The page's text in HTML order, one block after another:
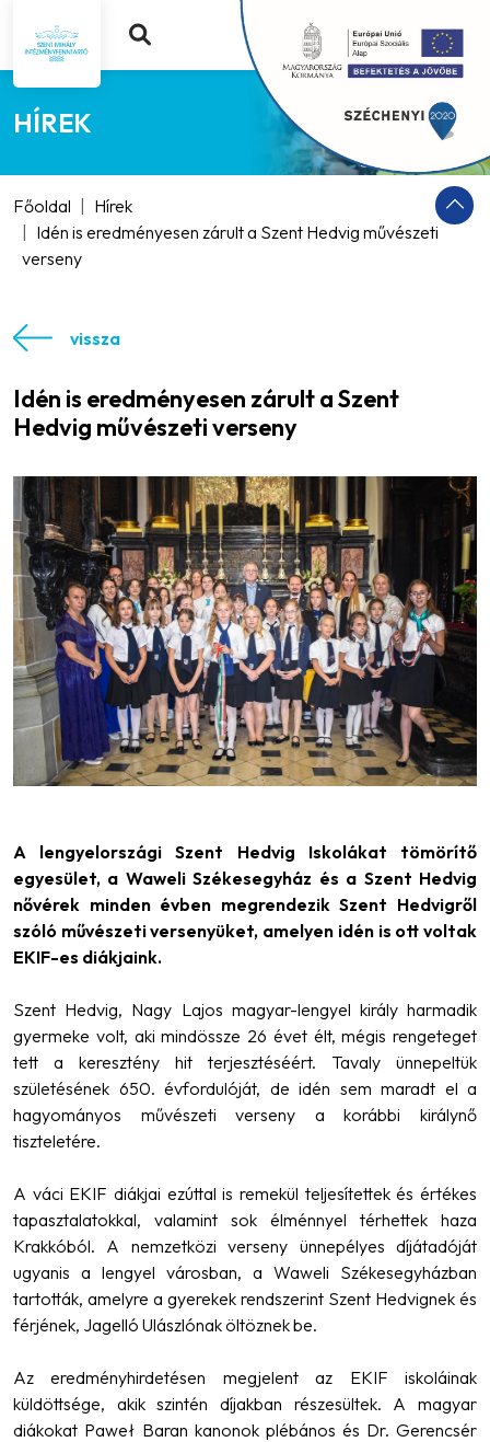
HÍREK
Főoldal
Hírek
Idén is eredményesen zárult a Szent Hedvig művészeti
verseny
vissza
Idén is eredményesen zárult a Szent
Hedvig művészeti verseny
A lengyelországi Szent Hedvig Iskolákat tömörítő
egyesület, a Waweli Székesegyház és a Szent Hedvig
nővérek minden évben megrendezik Szent Hedvigről
szóló művészeti versenyüket, amelyen idén is ott voltak
EKIF-es diákjaink.
Szent Hedvig, Nagy Lajos magyar-lengyel király harmadik
gyermeke volt, aki mindössze 26 évet élt, mégis rengeteget
tett a keresztény hit terjesztéséért. Tavaly ünnepeltük
születésének 650. évfordulóját, de idén sem maradt el a
hagyományos művészeti verseny a korábbi királynő
tiszteletére.
A váci EKIF diákjai ezúttal is remekül teljesítettek és értékes
tapasztalatokkal, valamint sok élménnyel térhettek haza
Krakkóból. A nemzetközi verseny ünnepélyes díjátadóját
ugyanis a lengyel városban, a Waweli Székesegyházban
tartották, amelyre a gyerekek rendszerint Szent Hedvignek és
férjének, Jagelló Ulászlónak öltöznek be.
Az eredményhirdetésen megjelent az EKIF iskoláinak
küldöttsége, akik szintén díjakban részesültek. A magyar
diákokat Paweł Baran kanonok plébános és Dr. Gerencsér